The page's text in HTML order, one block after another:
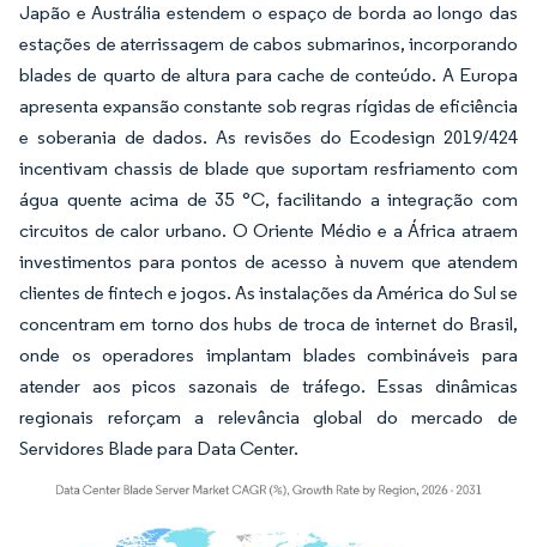
Japão e Austrália estendem o espaço de borda ao longo das
estações de aterrissagem de cabos submarinos, incorporando
blades de quarto de altura para cache de conteúdo. A Europa
apresenta expansão constante sob regras rígidas de eficiência
e soberania de dados. As revisões do Ecodesign 2019/424
incentivam chassis de blade que suportam resfriamento com
água quente acima de 35 °C, facilitando a integração com
circuitos de calor urbano. O Oriente Médio e a África atraem
investimentos para pontos de acesso à nuvem que atendem
clientes de fintech e jogos. As instalações da América do Sul se
concentram em torno dos hubs de troca de internet do Brasil,
onde os operadores implantam blades combináveis para
atender aos picos sazonais de tráfego. Essas dinâmicas
regionais reforçam a relevância global do mercado de
Servidores Blade para Data Center.